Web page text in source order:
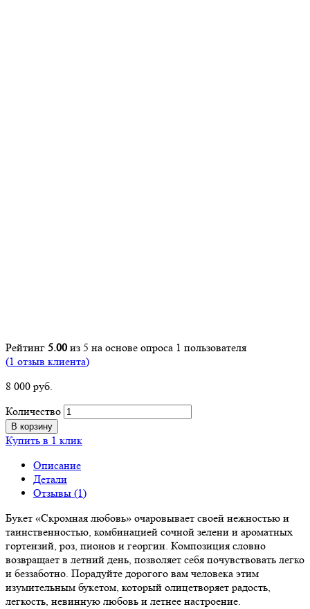
Рейтинг 5.00 из 5 на основе опроса 1 пользователя
(1 отзыв клиента)
8 000 руб.
Количество
В корзину
Купить в 1 клик
Описание
Детали
Отзывы (1)
Букет «Скромная любовь» очаровывает своей нежностью и
таинственностью, комбинацией сочной зелени и ароматных
гортензий, роз, пионов и георгин. Композиция словно
возвращает в летний день, позволяет себя почувствовать легко
и беззаботно. Порадуйте дорогого вам человека этим
изумительным букетом, который олицетворяет радость,
легкость, невинную любовь и летнее настроение.